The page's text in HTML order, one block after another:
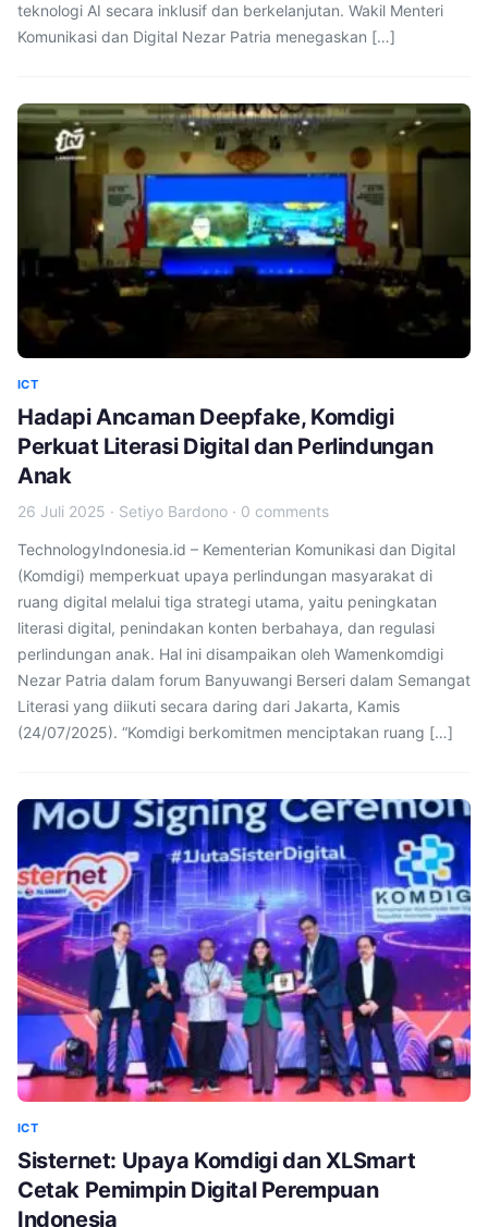
teknologi AI secara inklusif dan berkelanjutan. Wakil Menteri
Komunikasi dan Digital Nezar Patria menegaskan […]
ICT
Hadapi Ancaman Deepfake, Komdigi
Perkuat Literasi Digital dan Perlindungan
Anak
26 Juli 2025 · Setiyo Bardono · 0 comments
TechnologyIndonesia.id – Kementerian Komunikasi dan Digital
(Komdigi) memperkuat upaya perlindungan masyarakat di
ruang digital melalui tiga strategi utama, yaitu peningkatan
literasi digital, penindakan konten berbahaya, dan regulasi
perlindungan anak. Hal ini disampaikan oleh Wamenkomdigi
Nezar Patria dalam forum Banyuwangi Berseri dalam Semangat
Literasi yang diikuti secara daring dari Jakarta, Kamis
(24/07/2025). “Komdigi berkomitmen menciptakan ruang […]
ICT
Sisternet: Upaya Komdigi dan XLSmart
Cetak Pemimpin Digital Perempuan
Indonesia